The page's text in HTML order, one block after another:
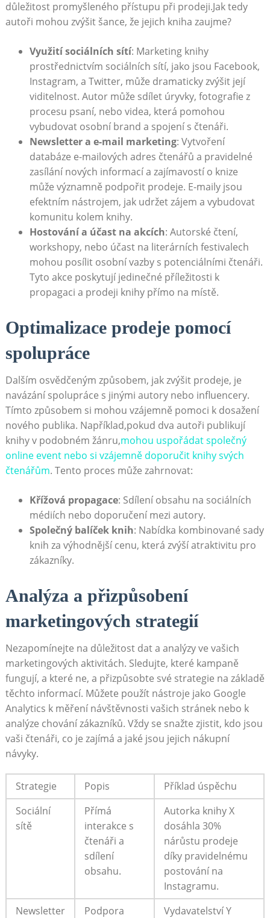
důležitost promyšleného přístupu při prodeji.Jak tedy
autoři mohou zvýšit šance, že jejich kniha zaujme?
Využití sociálních sítí: Marketing knihy
prostřednictvím sociálních sítí, jako jsou Facebook,
Instagram, a Twitter, může dramaticky zvýšit její
viditelnost. Autor může sdílet úryvky, fotografie z
procesu psaní, nebo videa, která pomohou
vybudovat osobní brand a spojení s čtenáři.
Newsletter a e-mail marketing: Vytvoření
databáze e-mailových adres čtenářů a pravidelné
zasílání nových informací a zajímavostí o knize
může významně podpořit prodeje. E-maily jsou
efektním nástrojem, jak udržet zájem a vybudovat
komunitu kolem knihy.
Hostování a účast na akcích: Autorské čtení,
workshopy, nebo účast na literárních festivalech
mohou posílit osobní vazby s potenciálními čtenáři.
Tyto akce poskytují jedinečné příležitosti k
propagaci a prodeji knihy přímo na místě.
Optimalizace prodeje pomocí
spolupráce
Dalším osvědčeným způsobem, jak zvýšit prodeje, je
navázání spolupráce s jinými autory nebo influencery.
Tímto způsobem si mohou vzájemně pomoci k dosažení
nového publika. Například,pokud dva autoři publikují
knihy v podobném žánru,mohou uspořádat společný
online event nebo si vzájemně doporučit knihy svých
čtenářům. Tento proces může zahrnovat:
Křížová propagace: Sdílení obsahu na sociálních
médiích nebo doporučení mezi autory.
Společný balíček knih: Nabídka kombinované sady
knih za výhodnější cenu, která zvýší atraktivitu pro
zákazníky.
Analýza a přizpůsobení
marketingových strategií
Nezapomínejte na důležitost dat a analýzy ve vašich
marketingových aktivitách. Sledujte, které kampaně
fungují, a které ne, a přizpůsobte své strategie na základě
těchto informací. Můžete použít nástroje jako Google
Analytics k měření návštěvnosti vašich stránek nebo k
analýze chování zákazníků. Vždy se snažte zjistit, kdo jsou
vaši čtenáři, co je zajímá a jaké jsou jejich nákupní
návyky.
Strategie Popis
Příklad úspěchu
Sociální
sítě
Přímá
interakce s
čtenáři a
sdílení
obsahu.
Autorka knihy X
dosáhla 30%
nárůstu prodeje
díky pravidelnému
postování na
Instagramu.
Newsletter
Podpora
Vydavatelství Y